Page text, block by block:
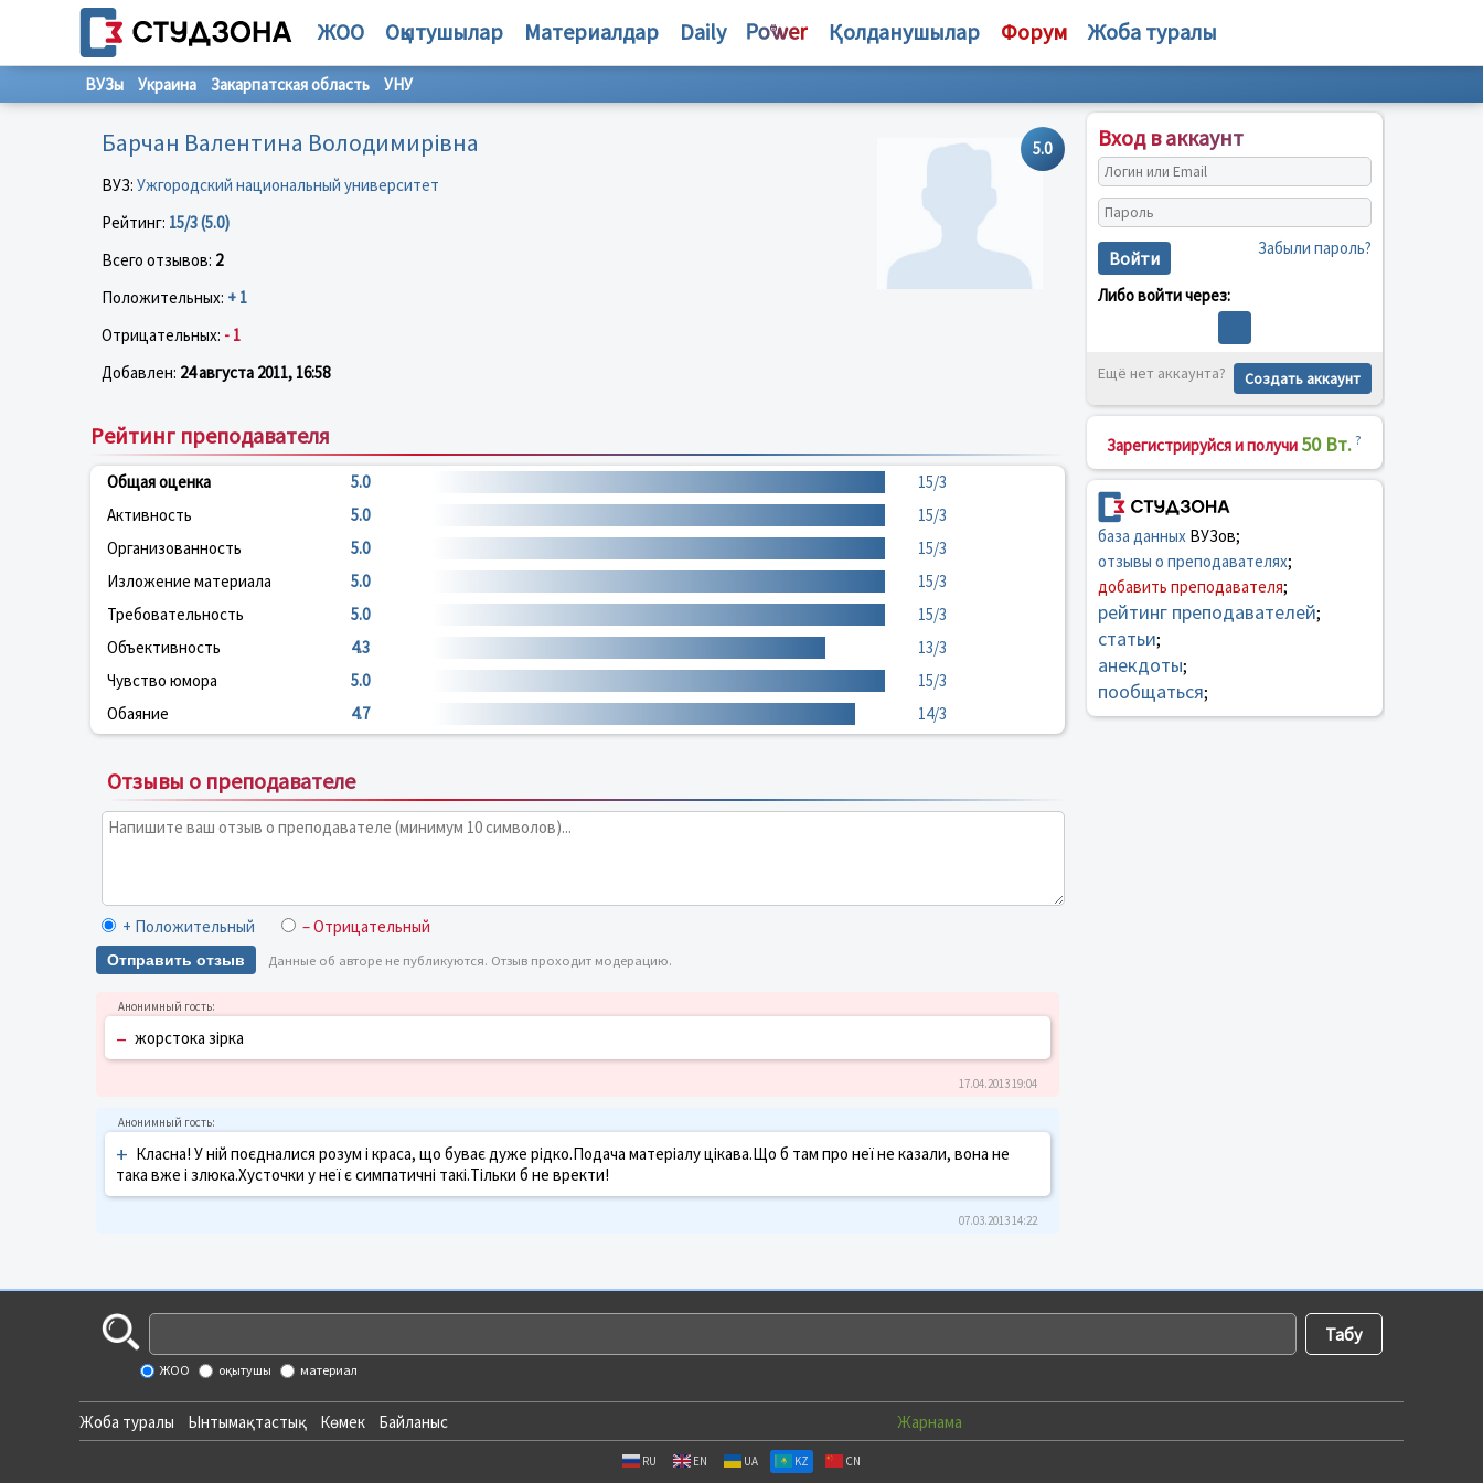
ЖОО Оқытушылар Материалдар Daily Қолданушылар Форум Жоба туралы
ВУЗы Украина Закарпатская область УНУ
5.0
Барчан Валентина Володимирівна
ВУЗ: Ужгородский национальный университет
Рейтинг: 15/3 (5.0)
Всего отзывов: 2
Положительных: + 1
Отрицательных: - 1
Добавлен: 24 августа 2011, 16:58
Рейтинг преподавателя
Общая оценка 5.0
15/3
Активность
5.0
15/3
Организованность
5.0
15/3
Изложение материала
5.0
15/3
Требовательность
5.0
15/3
Объективность
4.3
13/3
Чувство юмора
5.0
15/3
Обаяние
4.7 14/3
Отзывы о преподавателе
+ Положительный – Отрицательный
Отправить отзыв Данные об авторе не публикуются. Отзыв проходит модерацию.
– жорстока зірка
17.04.2013 19:04
+ Класна! У ній поєдналися розум і краса, що буває дуже рідко.Подача матеріалу цікава.Що б там про неї не казали, вона не
така вже і злюка.Хусточки у неї є симпатичні такі.Тільки б не вректи!
07.03.2013 14:22
Вход в аккаунт
Войти Забыли пароль?
Либо войти через:
Ещё нет аккаунта? Создать аккаунт
Зарегистрируйся и получи 50 Вт. ?
база данныхВУЗов;
отзывы о преподавателях;
добавить преподавателя;
рейтинг преподавателей;
статьи;
анекдоты;
пообщаться;
ЖОО оқытушы материал
Жоба туралы Ынтымақтастық Көмек Байланыс Жарнама
RU EN UA KZ CN